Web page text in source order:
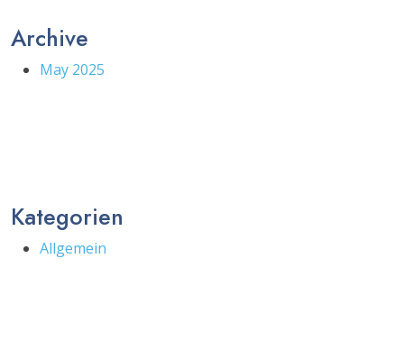
Archive
May 2025
Kategorien
Allgemein